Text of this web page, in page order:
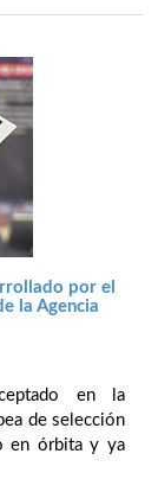
por el
la Agencia
en la
de selección
en órbita y ya